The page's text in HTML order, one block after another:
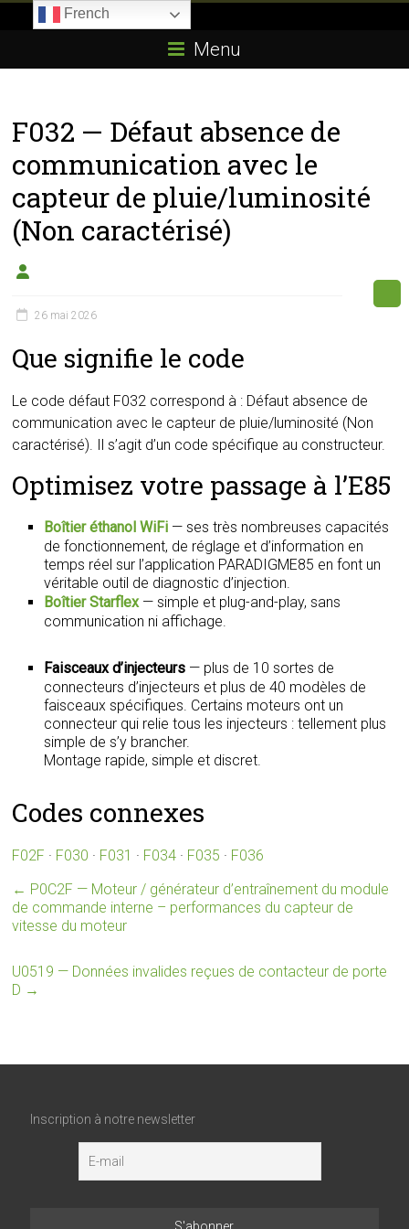
E85.com
passion
boîtier
éthanol
Menu
F032 — Défaut absence de
communication avec le
capteur de pluie/luminosité
(Non caractérisé)
26 mai 2026
Que signifie le code
Le code défaut F032 correspond à : Défaut absence de
communication avec le capteur de pluie/luminosité (Non
caractérisé). Il s’agit d’un code spécifique au constructeur.
Optimisez votre passage à l’E85
Boîtier éthanol WiFi — ses très nombreuses capacités
de fonctionnement, de réglage et d’information en
temps réel sur l’application PARADIGME85 en font un
véritable outil de diagnostic d’injection.
Boîtier Starflex— simple et plug-and-play, sans
communication ni affichage.
Faisceaux d’injecteurs — plus de 10 sortes de
connecteurs d’injecteurs et plus de 40 modèles de
faisceaux spécifiques. Certains moteurs ont un
connecteur qui relie tous les injecteurs : tellement plus
simple de s’y brancher.
Montage rapide, simple et discret.
Codes connexes
F02F · F030 · F031 · F034 · F035 · F036
← P0C2F — Moteur / générateur d’entraînement du module
de commande interne – performances du capteur de
vitesse du moteur
U0519 — Données invalides reçues de contacteur de porte
D →
Inscription à notre newsletter
French